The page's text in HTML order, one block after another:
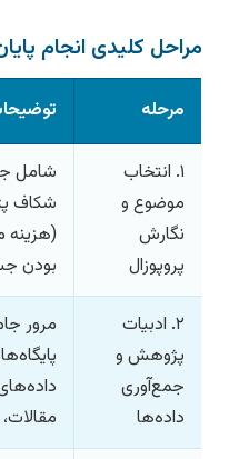
مراحل کلیدی انجام
مرحله
۱. انتخاب
موضوع و
نگارش
پروپوزال
شامل
شکاف
(هزینه
بودن
۲. ادبیات
پژوهش و
جمع‌آوری
داده‌ها
مرور